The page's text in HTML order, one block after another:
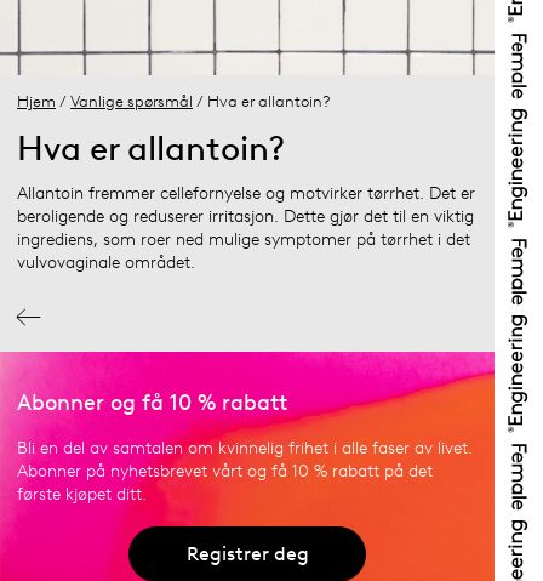
Hjem / Vanlige spørsmål / Hva er allantoin?
Hva er allantoin?
Allantoin fremmer cellefornyelse og motvirker tørrhet. Det er
beroligende og reduserer irritasjon. Dette gjør det til en viktig
ingrediens, som roer ned mulige symptomer på tørrhet i det
vulvovaginale området.
Abonner og få 10 % rabatt
Bli en del av samtalen om kvinnelig frihet i alle faser av livet.
Abonner på nyhetsbrevet vårt og få 10 % rabatt på det
første kjøpet ditt.
Registrer deg